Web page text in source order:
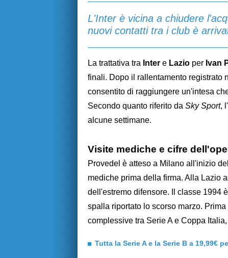
L'Inter è vicina a chiudere
nuovi contatti tra i club è
La trattativa tra Inter e Lazio per Ivan
finali. Dopo il rallentamento registrato
consentito di raggiungere un'intesa
Secondo quanto riferito da Sky Sport,
alcune settimane.
Visite mediche e cifre
Provedel è atteso a Milano all'inizio
mediche prima della firma. Alla Lazio
dell'estremo difensore. Il classe 1994
spalla riportato lo scorso marzo.
complessive tra Serie A e Coppa
Tutta la Serie A e la Serie B a 19,99€